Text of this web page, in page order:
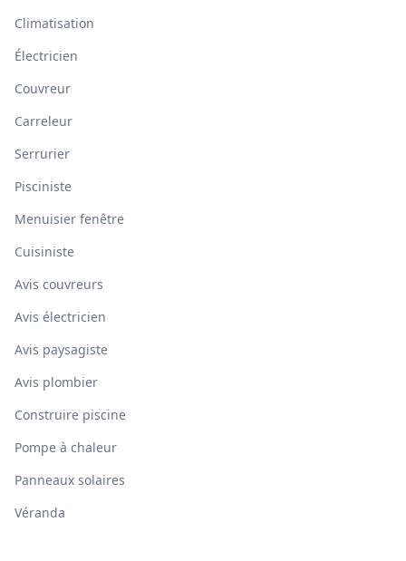
Climatisation
Électricien
Couvreur
Carreleur
Serrurier
Pisciniste
Menuisier fenêtre
Cuisiniste
Avis couvreurs
Avis électricien
Avis paysagiste
Avis plombier
Construire piscine
Pompe à chaleur
Panneaux solaires
Véranda